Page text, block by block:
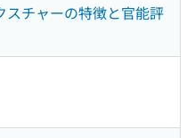
チャーの特徴と官能評